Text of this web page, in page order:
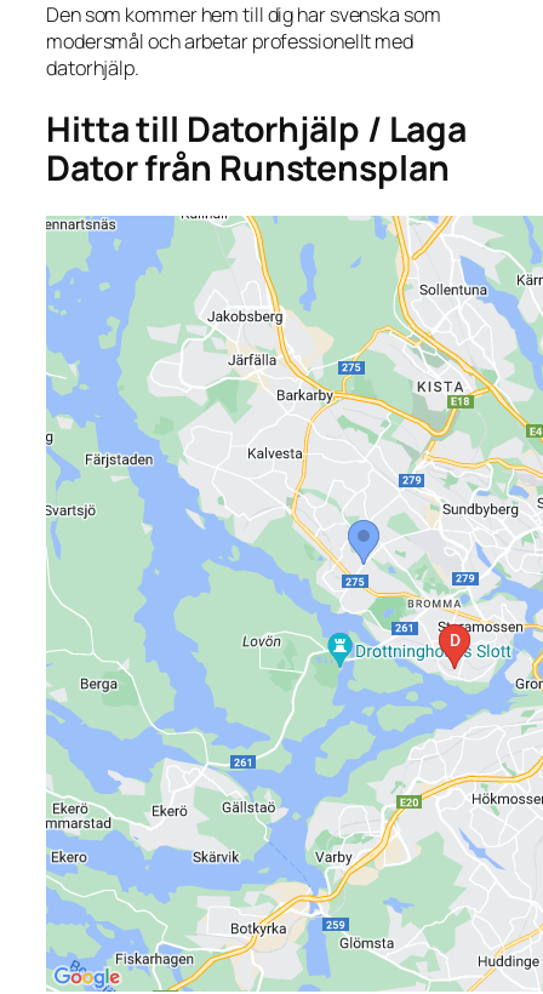
Den som kommer hem till dig har svenska som
modersmål och arbetar professionellt med
datorhjälp.
Hitta till Datorhjälp / Laga
Dator från Runstensplan